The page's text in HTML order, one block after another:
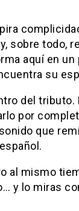
sobre todo,
aquí en un
su
del tributo.
por
que
al mismo
y lo miras